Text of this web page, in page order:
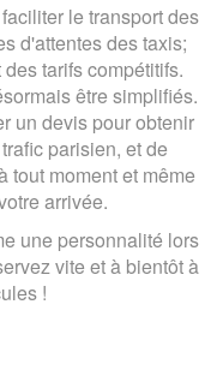
le transport des
d'attentes des taxis;
tarifs compétitifs.
être simplifiés.
un devis pour obtenir
parisien, et de
tout moment et même
arrivée.
une personnalité lors
vite et à bientôt à
!